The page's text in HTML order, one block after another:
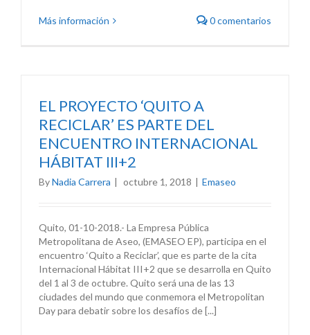
Más información 0 comentarios
EL PROYECTO ‘QUITO A
RECICLAR’ ES PARTE DEL
ENCUENTRO INTERNACIONAL
HÁBITAT III+2
ByNadia Carrera | octubre 1, 2018 | Emaseo
Quito, 01-10-2018.- La Empresa Pública
Metropolitana de Aseo, (EMASEO EP), participa en el
encuentro ‘Quito a Reciclar’, que es parte de la cita
Internacional Hábitat III+2 que se desarrolla en Quito
del 1 al 3 de octubre. Quito será una de las 13
ciudades del mundo que conmemora el Metropolitan
Day para debatir sobre los desafíos de [...]